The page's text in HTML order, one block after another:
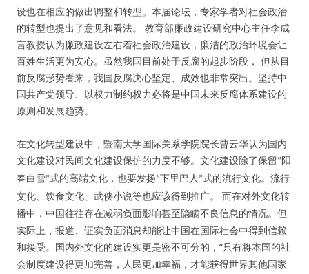
设也在相应的做出调整和转型。本届论坛，专家学者对社会政治
的转型也提出了意见和看法。 教育部廉政建设研究中心主任李成
言教授认为廉政建设左右着社会政治建设，廉洁的政治环境会让
百姓生活更为安心。虽然我国目前处于反腐的起步阶段， 但从目
前反腐形势看来，我国反腐决心坚定、成效也非常突出。坚持中
国共产党领导、以权力制约权力必将是中国未来反腐体系建设的
原则和发展趋势。
在文化转型建设中，暨南大学国际关系学院院长曹云华认为国内
文化建设对民间文化建设保护的力度不够。文化建设除了保留“ 阳
春白雪”式的高端文化，也要发扬“下里巴人 ”式的流行文化。流行
文化、饮食文化、武侠小说等也应该得到推广。 而在对外文化转
播中 ，中国往往存在减弱负面影响甚至隐瞒不良信息的情况。但
实际上，报道、证实负面消息却能让中国在国际社会中得到信赖
和接受。国内外文化的建设实更是密不可分的，“只有将本国的社
会制度建设得更加完善，人民更加幸福，才能获得世界其他国家